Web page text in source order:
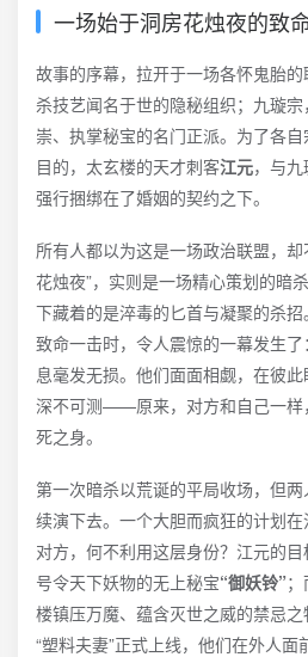
一场始于洞房花烛夜的致
故事的序幕，拉开于一场各怀鬼胎
杀技艺闻名于世的隐秘组织；九璇
崇、执掌秘宝的名门正派。为了各
目的，太玄楼的天才刺客江元，与
强行捆绑在了婚姻的契约之下。
所有人都以为这是一场政治联盟，
花烛夜”，实则是一场精心策划的暗
下藏着的是淬毒的匕首与凝聚的杀
致命一击时，令人震惊的一幕发生
息毫发无损。他们面面相觑，在彼
深不可测——原来，对方和自己一样
死之身。
第一次暗杀以荒诞的平局收场，但
续演下去。一个大胆而疯狂的计划
对方，何不利用这层身份？江元的
号令天下妖物的无上秘宝“御妖铃”
楼镇压万魔、蕴含灭世之威的禁忌之
“塑料夫妻”正式上线，他们在外人面